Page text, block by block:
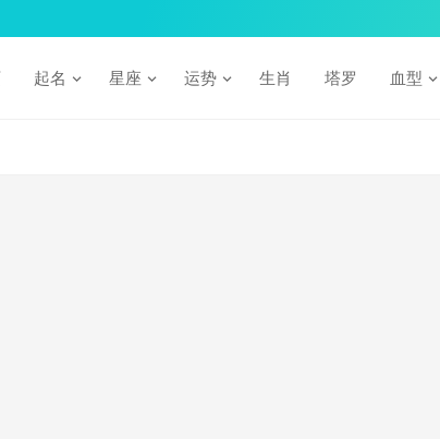
起名 星座 运势 生肖 塔罗 血型